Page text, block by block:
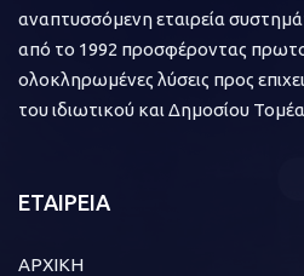
αναπτυσσόμενη εταιρεία
από το 1992 προσφέροντας
ολοκληρωμένες λύσεις προς
του ιδιωτικού και Δημοσίου
ΕΤΑΙΡΕΙΑ
ΑΡΧΙΚΗ